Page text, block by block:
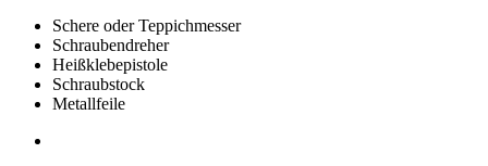
Schere oder Teppichmesser
Schraubendreher
Heißklebepistole
Schraubstock
Metallfeile